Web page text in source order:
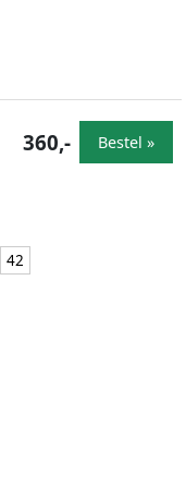
42
360,- Bestel »